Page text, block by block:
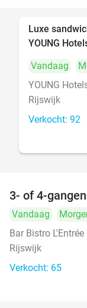
Luxe
YOUNG
Vandaag
YOUNG
Rijswijk
Verkocht: 92
3- of 4-
Vandaag
Bar Bistro L'Entrée
Rijswijk
Verkocht: 65